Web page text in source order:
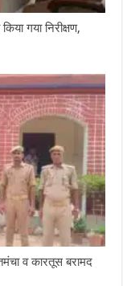
गया निरीक्षण,
व कारतूस बरामद